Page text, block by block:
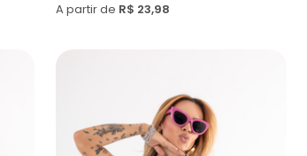
A partir de R$ 23,98